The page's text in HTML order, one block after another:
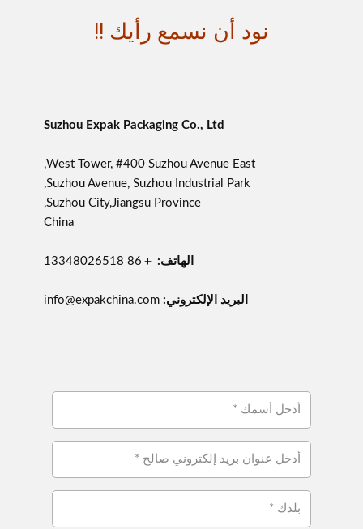
نود أن نسمع رأيك !!
Suzhou Expak Packaging Co., Ltd
West Tower, #400 Suzhou Avenue East,
Suzhou Avenue, Suzhou Industrial Park,
Suzhou City,Jiangsu Province,
China
الهاتف: ＋86 13348026518
البريد الإلكتروني: info@expakchina.com